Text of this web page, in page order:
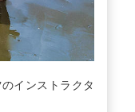
インストラクタ